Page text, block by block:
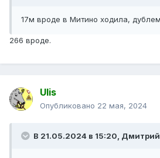
17м вроде в Митино ходила,
266 вроде.
Ulis
Опубликовано 22 мая, 2024
В 21.05.2024 в 15:20, Дмитрий